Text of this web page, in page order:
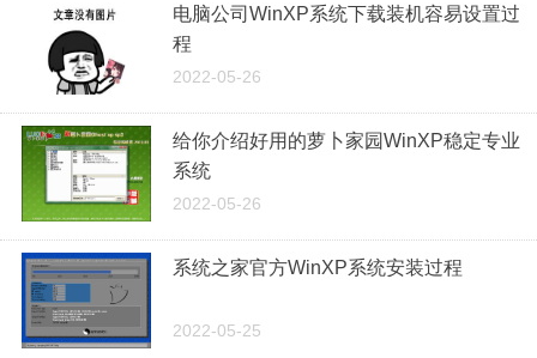
电脑公司WinXP系统下载装机容易设置过
程
2022-05-26
给你介绍好用的萝卜家园WinXP稳定专业
系统
2022-05-26
系统之家官方WinXP系统安装过程
2022-05-25